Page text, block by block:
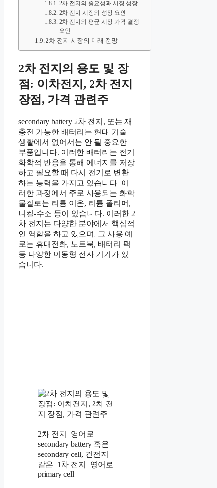
2차 전지의 중요성과 시장 성장
2차 전지 시장의 성장 요인
2차 전지의 평균 시장 가격 결정
요인
2차 전지 시장의 미래 전망
2차 전지의 용도 및 장
점: 이차전지, 2차 전지
장점, 가격 관련주
secondary battery 2차 전지, 또는 재
충전 가능한 배터리는 현대 기술
생활에서 없어서는 안 될 중요한
부품입니다. 이러한 배터리는 전기
화학적 반응을 통해 에너지를 저장
하고 필요할 때 다시 전기로 변환
하는 능력을 가지고 있습니다. 이
러한 과정에서 주로 사용되는 화학
물질로는 리튬 이온, 리튬 폴리머,
니켈-수소 등이 있습니다. 이러한 2
차 전지는 다양한 분야에서 핵심적
인 역할을 하고 있으며, 그 사용 예
로는 휴대전화, 노트북, 배터리 팩
등 다양한 이동형 전자 기기가 있
습니다.
2차 전지 영어로
secondary battery 혹은
secondary cell, 건전지
같은 1차 전지 영어로
primary cell